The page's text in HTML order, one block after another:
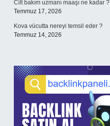
Cilt bakım uzmanı maaşı ne kadar ?
Temmuz 17, 2026
Kova vücutta nereyi temsil eder ?
Temmuz 14, 2026